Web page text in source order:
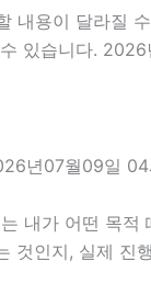
내용이 달라질
있습니다.
년07월09일
내가 어떤 목
것인지, 실제